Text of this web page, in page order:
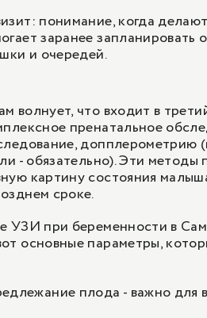
понимание, когда
заранее запланировать
и очередей.
волнует, что входит в
пренатальное
допплерометрию
- обязательно). Эти методы
картину состояния
сроке.
УЗИ при беременности в
основные параметры,
плода - важно для